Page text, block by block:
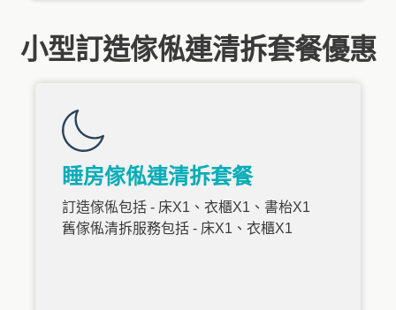
小型訂造傢俬連清拆套餐優惠
睡房傢俬連清拆套餐
訂造傢俬包括 - 床X1、衣櫃X1、書枱X1
舊傢俬清拆服務包括 - 床X1、衣櫃X1